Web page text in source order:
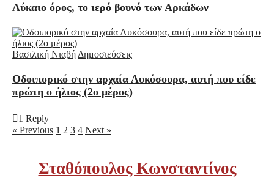
Λύκαιο όρος, το ιερό βουνό των Αρκάδων
Βασιλική Νιαβή Δημοσιεύσεις
Οδοιπορικό στην αρχαία Λυκόσουρα, αυτή που είδε
πρώτη ο ήλιος (2ο μέρος)
1 Reply
« Previous 1 2 3 4 Next »
Σταθόπουλος Κωνσταντίνος